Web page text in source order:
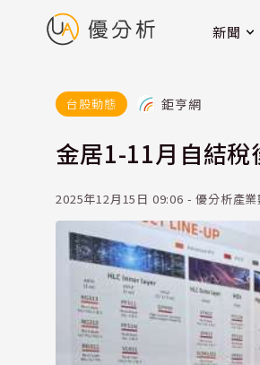
新聞
台股動態 鉅亨網
金居1-11月自結
2025年12月15日 09:06 - 優分析產